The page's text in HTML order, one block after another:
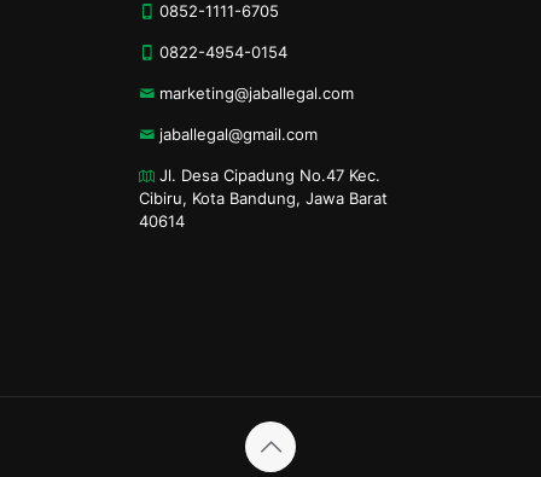
0852-1111-6705
0822-4954-0154
marketing@jaballegal.com
jaballegal@gmail.com
Jl. Desa Cipadung No.47 Kec.
Cibiru, Kota Bandung, Jawa Barat
40614